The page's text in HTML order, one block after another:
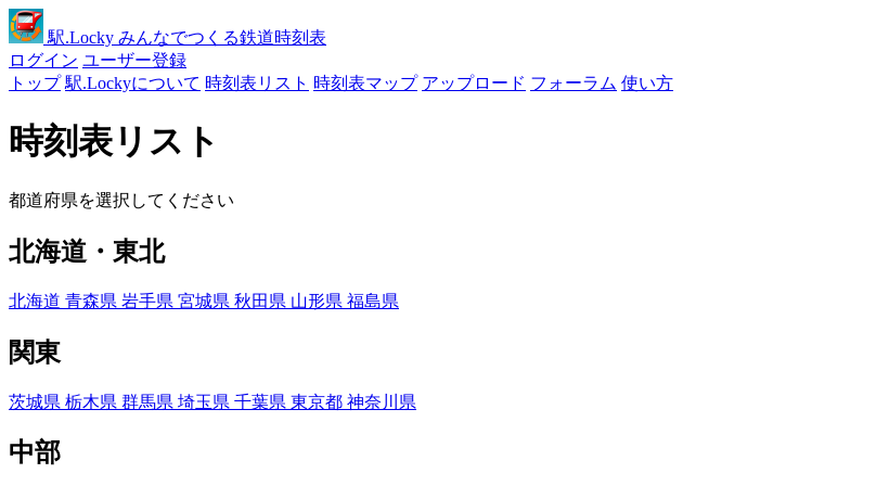
駅.Locky みんなでつくる鉄道時刻表
ログイン ユーザー登録
トップ 駅.Lockyについて 時刻表リスト 時刻表マップ アップロード フォーラム 使い方
時刻表リスト
都道府県を選択してください
北海道・東北
北海道 青森県 岩手県 宮城県 秋田県 山形県 福島県
関東
茨城県 栃木県 群馬県 埼玉県 千葉県 東京都 神奈川県
中部